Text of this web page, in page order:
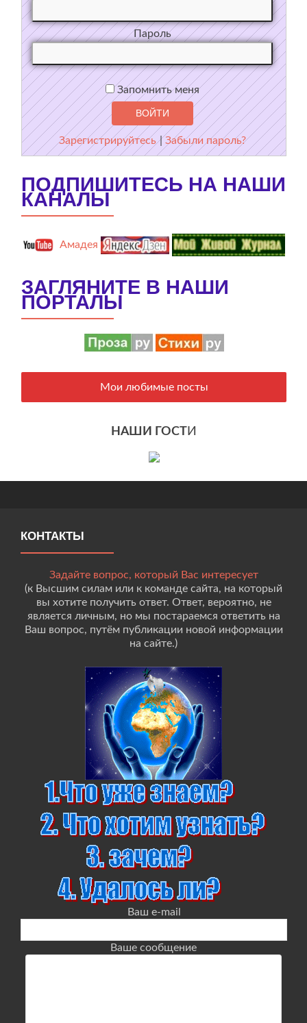
Пароль
Запомнить меня
Зарегистрируйтесь |Забыли пароль?
ПОДПИШИТЕСЬ НА НАШИ
КАНАЛЫ
Амадея
ЗАГЛЯНИТЕ В НАШИ
ПОРТАЛЫ
Мои любимые посты
НАШИ ГОСТИ
КОНТАКТЫ
Задайте вопрос, который Вас интересует
(к Высшим силам или к команде сайта, на который
вы хотите получить ответ. Ответ, вероятно, не
является личным, но мы постараемся ответить на
Ваш вопрос, путём публикации новой информации
на сайте.)
Ваш e-mail
Ваше сообщение